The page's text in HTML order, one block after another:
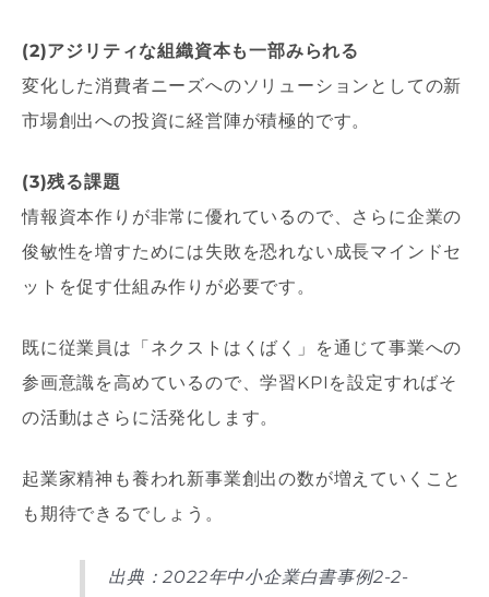
(2)アジリティな組織資本も一部みられる
変化した消費者ニーズへのソリューションとしての新
市場創出への投資に経営陣が積極的です。
(3)残る課題
情報資本作りが非常に優れているので、さらに企業の
俊敏性を増すためには失敗を恐れない成長マインドセ
ットを促す仕組み作りが必要です。
既に従業員は「ネクストはくばく」を通じて事業への
参画意識を高めているので、学習KPIを設定すればそ
の活動はさらに活発化します。
起業家精神も養われ新事業創出の数が増えていくこと
も期待できるでしょう。
出典：2022年中小企業白書事例2-2-